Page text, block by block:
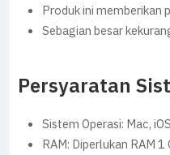
Produk ini memberikan
Sebagian besar
Persyaratan
Sistem Operasi: Mac,
RAM: Diperlukan RAM 1